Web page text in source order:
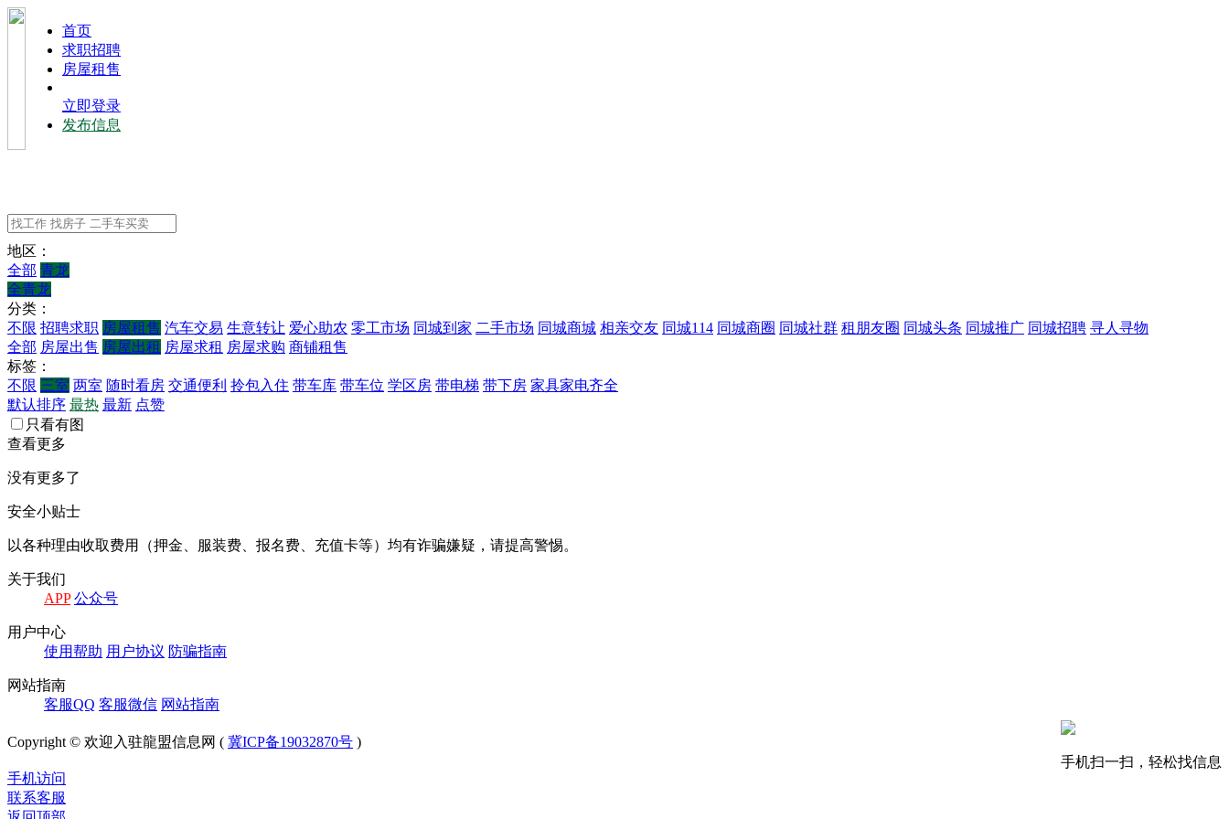
⾸⻚
求职招聘
房屋租售
立即登录
发布信息
地区：
全部 青龙
全青龙
分类：
不限 招聘求职 房屋租售 汽车交易 生意转让 爱心助农 零工市场 同城到家 二手市场 同城商城 相亲交友 同城114 同城商圈 同城社群 租朋友圈 同城头条 同城推广 同城招聘 寻人寻物
全部 房屋出售 房屋出租 房屋求租 房屋求购 商铺租售
标签：
不限 三室 两室 随时看房 交通便利 拎包入住 带车库 带车位 学区房 带电梯 带下房 家具家电齐全
默认排序 最热 最新 点赞
只看有图
查看更多
没有更多了
安全小贴士
以各种理由收取费⽤（押⾦、服装费、报名费、充值卡等）均有诈骗嫌疑，请提⾼警惕。
关于我们
APP 公众号
⽤户中⼼
使⽤帮助 ⽤户协议 防骗指南
⽹站指南
客服QQ 客服微信 ⽹站指南
手机扫一扫，轻松找信息
Copyright © 欢迎入驻龍盟信息网 ( 冀ICP备19032870号 )
手机访问
联系客服